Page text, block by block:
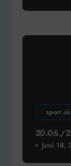
sport
20.06./
Juni 18,